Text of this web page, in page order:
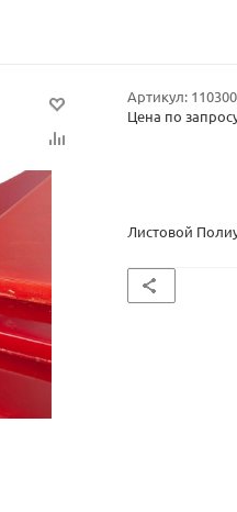
Артикул:
Цена по
Листовой